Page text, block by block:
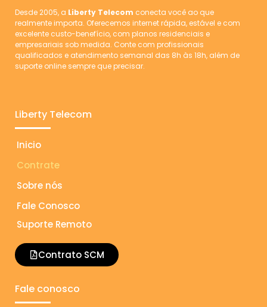
Desde 2005, a Liberty Telecom conecta você ao que
realmente importa. Oferecemos internet rápida, estável e com
excelente custo-benefício, com planos residenciais e
empresariais sob medida. Conte com profissionais
qualificados e atendimento semanal das 8h às 18h, além de
suporte online sempre que precisar.
Liberty Telecom
Inicio
Contrate
Sobre nós
Fale Conosco
Suporte Remoto
Contrato SCM
Fale conosco